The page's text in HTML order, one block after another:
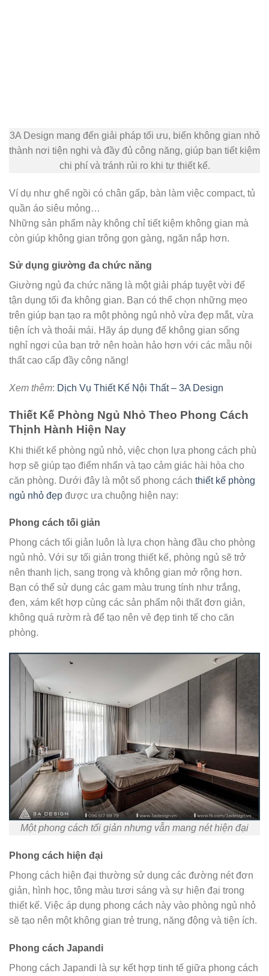
3A Design mang đến giải pháp tối ưu, biến không gian nhỏ
thành nơi tiện nghi và đầy đủ công năng, giúp bạn tiết kiệm
chi phí và tránh rủi ro khi tự thiết kế.
Ví dụ như ghế ngồi có chân gấp, bàn làm việc compact, tủ
quần áo siêu mỏng…
Những sản phẩm này không chỉ tiết kiệm không gian mà
còn giúp không gian trông gọn gàng, ngăn nắp hơn.
Sử dụng giường đa chức năng
Giường ngủ đa chức năng là một giải pháp tuyệt vời để
tận dụng tối đa không gian. Bạn có thể chọn những mẹo
trên giúp bạn tạo ra một phòng ngủ nhỏ vừa đẹp mắt, vừa
tiện ích và thoải mái. Hãy áp dụng để không gian sống
nghỉ ngơi của bạn trở nên hoàn hảo hơn với các mẫu nội
thất cao cấp đầy công năng!
Xem thêm: Dịch Vụ Thiết Kế Nội Thất – 3A Design
Thiết Kế Phòng Ngủ Nhỏ Theo Phong Cách
Thịnh Hành Hiện Nay
Khi thiết kế phòng ngủ nhỏ, việc chọn lựa phong cách phù
hợp sẽ giúp tạo điểm nhấn và tạo cảm giác hài hòa cho
căn phòng. Dưới đây là một số phong cách thiết kế phòng
ngủ nhỏ đẹp được ưa chuộng hiện nay:
Phong cách tối giản
Phong cách tối giản luôn là lựa chọn hàng đầu cho phòng
ngủ nhỏ. Với sự tối giản trong thiết kế, phòng ngủ sẽ trở
nên thanh lịch, sang trọng và không gian mở rộng hơn.
Bạn có thể sử dụng các gam màu trung tính như trắng,
đen, xám kết hợp cùng các sản phẩm nội thất đơn giản,
không quá rườm rà để tạo nên vẻ đẹp tinh tế cho căn
phòng.
Một phong cách tối giản nhưng vẫn mang nét hiện đại
Phong cách hiện đại
Phong cách hiện đại thường sử dụng các đường nét đơn
giản, hình học, tông màu tươi sáng và sự hiện đại trong
thiết kế. Việc áp dụng phong cách này vào phòng ngủ nhỏ
sẽ tạo nên một không gian trẻ trung, năng động và tiện ích.
Phong cách Japandi
Phong cách Japandi là sự kết hợp tinh tế giữa phong cách